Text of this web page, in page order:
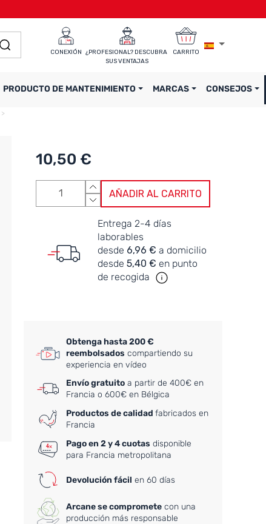
CONEXIÓN
¿PROFESIONAL? DESCUBRA
SUS VENTAJAS
CARRITO
PRODUCTO DE MANTENIMIENTO MARCAS CONSEJOS
10,50 €
AÑADIR AL CARRITO
Entrega 2-4 días
laborables
desde 6,96 € a domicilio
desde5,40 € en punto
de recogida
Obtenga hasta 200 €
reembolsados compartiendo su
experiencia en vídeo
Envío gratuito a partir de 400€ en
Francia o 600€ en Bélgica
Productos de calidadfabricados en
Francia
Pago en 2 y 4 cuotas disponible
para Francia metropolitana
Devolución fácil en 60 días
Arcane se compromete con una
producción más responsable